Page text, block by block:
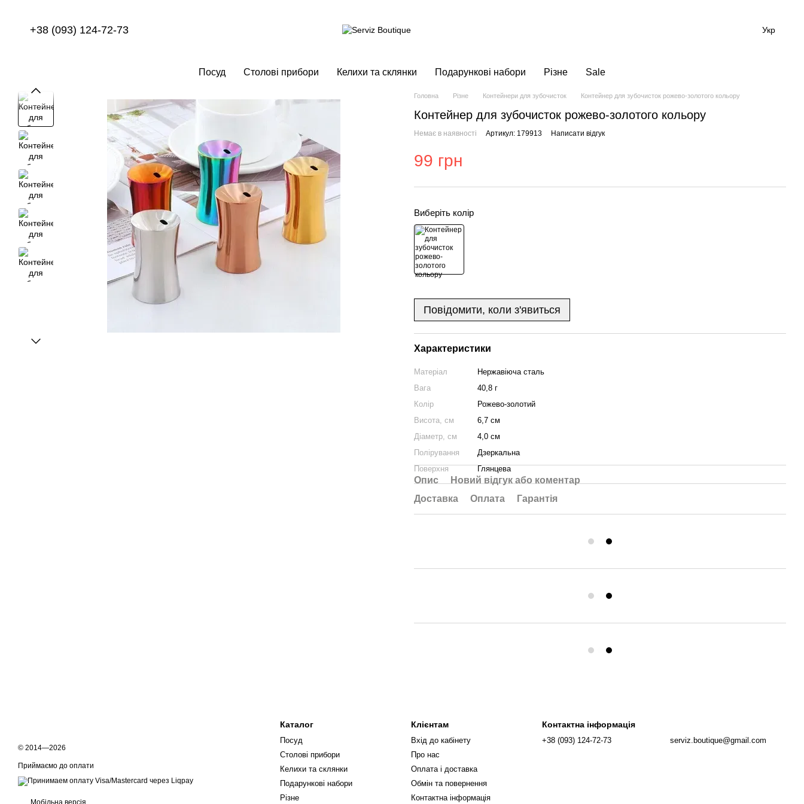
+38 (093) 124-72-73 Укр
Посуд Столові прибори Келихи та склянки Подарункові набори Різне Sale
Головна Різне Контейнери для зубочисток Контейнер для зубочисток рожево-золотого кольору
Контейнер для зубочисток рожево-золотого кольору
Немає в наявності Артикул: 179913 Написати відгук
99 грн
Виберіть колір
Повідомити, коли з'явиться
Характеристики
Матеріал
Нержавіюча сталь
Вага
40,8 г
Колір
Рожево-золотий
Висота, см
6,7 см
Діаметр, см
4,0 см
Полірування
Дзеркальна
Поверхня
Глянцева
Опис
Новий відгук або коментар
Доставка
Оплата Гарантія
© 2014—2026
Приймаємо до оплати
Мобільна версія
Каталог
Посуд
Столові прибори
Келихи та склянки
Подарункові набори
Різне
Клієнтам
Вхід до кабінету
Про нас
Оплата і доставка
Обмін та повернення
Контактна інформація
Контактна інформація
+38 (093) 124-72-73 serviz.boutique@gmail.com